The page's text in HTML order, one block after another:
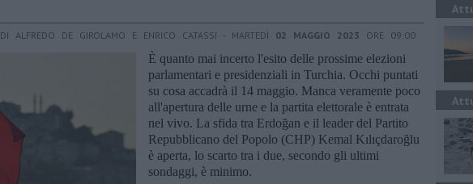
DI ALFREDO DE GIROLAMO E ENRICO CATASSI - MARTEDÌ 02 MAGGIO 2023 ORE 09:00
È quanto mai incerto l'esito delle prossime elezioni
parlamentari e presidenziali in Turchia. Occhi puntati
su cosa accadrà il 14 maggio. Manca veramente poco
all'apertura delle urne e la partita elettorale è entrata
nel vivo. La sfida tra Erdoğan e il leader del Partito
Repubblicano del Popolo (CHP) Kemal Kılıçdaroğlu
è aperta, lo scarto tra i due, secondo gli ultimi
sondaggi, è minimo.